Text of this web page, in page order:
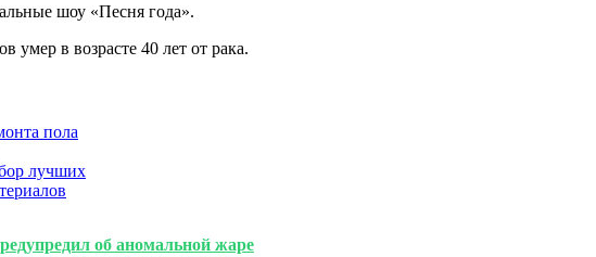
шоу «Песня года».
умер в возрасте 40 лет от рака.
пола
лучших
об аномальной жаре